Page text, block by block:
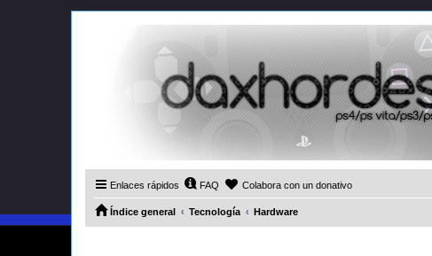
Enlaces rápidos FAQ Colabora con un donativo
Índice general Tecnología Hardware